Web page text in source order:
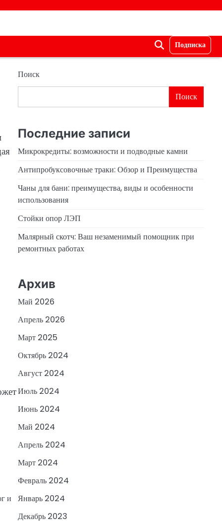
Подписка
и
Поиск
Поиск
Последние записи
Микрокредиты: возможности и подводные камни
Антипробуксовочные траки: Обзор и Преимущества
Чаны для бани: преимущества, виды и особенности
использования
Стойки опор ЛЭП
Малярный скотч: Ваш незаменимый помощник при
ремонтных работах
Архив
Май 2026
Апрель 2026
Март 2025
Октябрь 2024
Август 2024
Июль 2024
Июнь 2024
Май 2024
Апрель 2024
Март 2024
Февраль 2024
Январь 2024
Декабрь 2023